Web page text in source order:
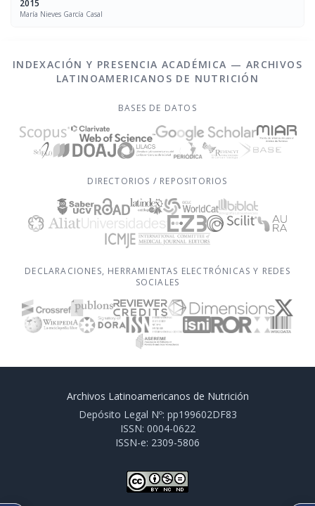
2015
María Nieves García Casal
INDEXACIÓN Y PRESENCIA ACADÉMICA — ARCHIVOS
LATINOAMERICANOS DE NUTRICIÓN
BASES DE DATOS
DIRECTORIOS / REPOSITORIOS
DECLARACIONES, HERRAMIENTAS ELECTRÓNICAS Y REDES
SOCIALES
Archivos Latinoamericanos de Nutrición
Depósito Legal Nº: pp199602DF83
ISSN: 0004-0622
ISSN-e: 2309-5806